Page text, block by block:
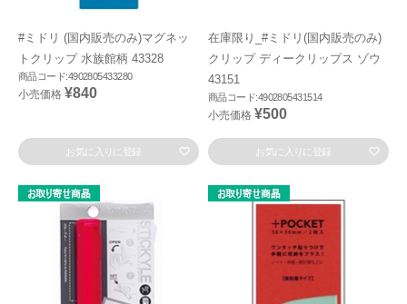
#ミドリ (国内販売のみ)マグネッ
トクリップ 水族館柄 43328
商品コード:4902805433280
小売価格 ¥840
お気に入りに登録
在庫限り_#ミドリ(国内販売のみ)
クリップ ディークリップス ゾウ
43151
商品コード:4902805431514
小売価格 ¥500
お気に入りに登録